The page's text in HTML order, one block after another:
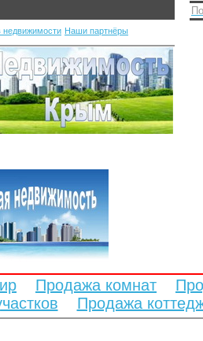
недвижимости Наши партнёры
Продажа комнат
Продажа